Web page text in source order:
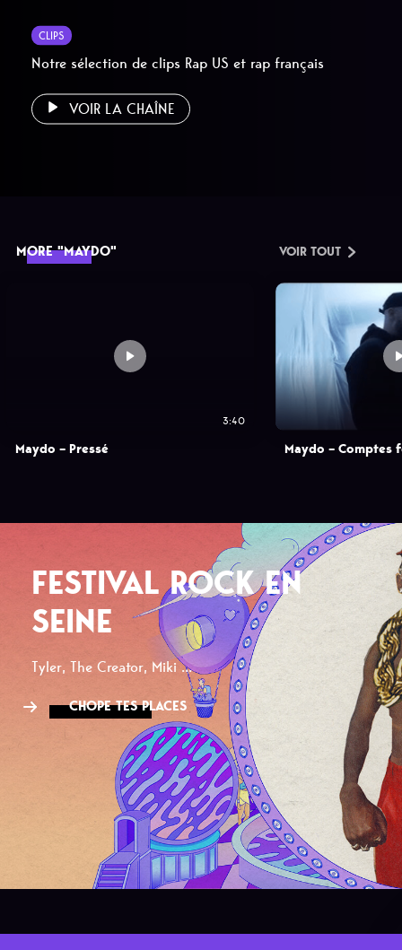
CLIPS
Notre sélection de clips Rap US et rap français
VOIR LA CHAÎNE
MORE "MAYDO" VOIR TOUT
3:40
Maydo – Pressé Maydo – Comptes
FESTIVAL ROCK EN
SEINE
Tyler, The Creator, Miki ...
CHOPE TES PLACES